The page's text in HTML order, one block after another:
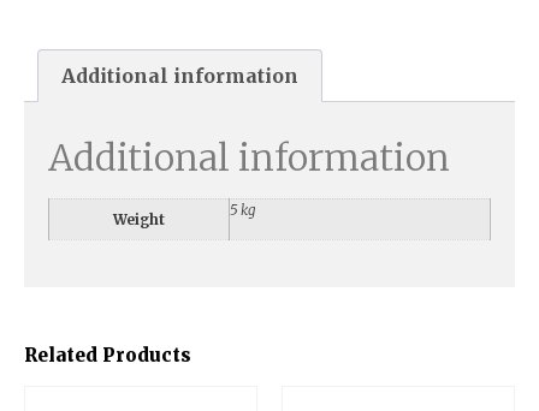
Related Products
Additional information
Additional information
Weight
5 kg